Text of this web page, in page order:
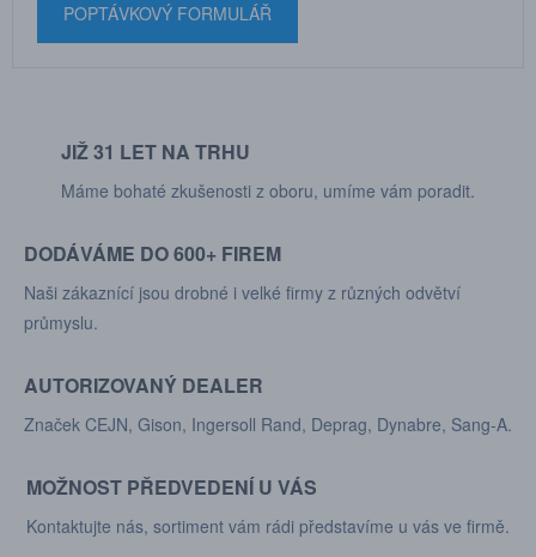
POPTÁVKOVÝ FORMULÁŘ
JIŽ 31 LET NA TRHU
Máme bohaté zkušenosti z oboru, umíme vám poradit.
DODÁVÁME DO 600+ FIREM
Naši zákaznící jsou drobné i velké firmy z různých odvětví
průmyslu.
AUTORIZOVANÝ DEALER
Značek CEJN, Gison, Ingersoll Rand, Deprag, Dynabre, Sang-A.
MOŽNOST PŘEDVEDENÍ U VÁS
Kontaktujte nás, sortiment vám rádi představíme u vás ve firmě.